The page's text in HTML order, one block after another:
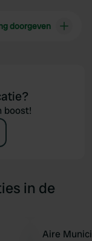
doorgeven
boost!
in de
Aire